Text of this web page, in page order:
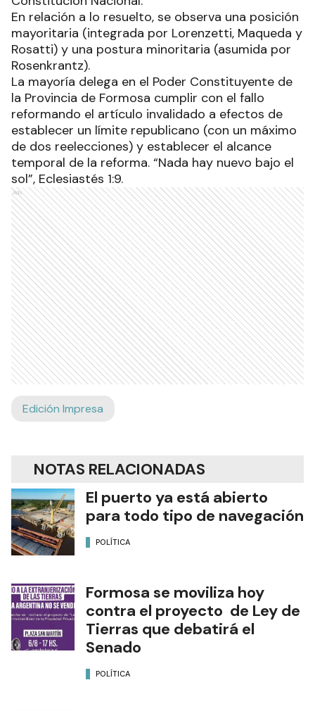
En relación a lo resuelto, se observa una posición
mayoritaria (integrada por Lorenzetti, Maqueda y
Rosatti) y una postura minoritaria (asumida por
Rosenkrantz).
La mayoría delega en el Poder Constituyente de
la Provincia de Formosa cumplir con el fallo
reformando el artículo invalidado a efectos de
establecer un límite republicano (con un máximo
de dos reelecciones) y establecer el alcance
temporal de la reforma. “Nada hay nuevo bajo el
sol”, Eclesiastés 1:9.
Ads
Edición Impresa
NOTAS RELACIONADAS
El puerto ya está abierto
para todo tipo de navegación
POLÍTICA
Formosa se moviliza hoy
contra el proyecto de Ley de
Tierras que debatirá el
Senado
POLÍTICA